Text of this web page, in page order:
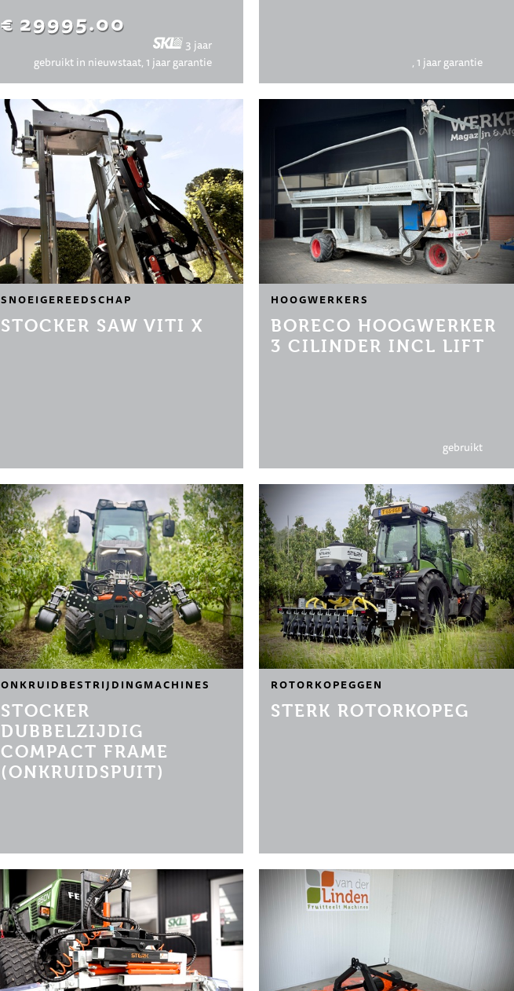
€ 29995.00
3 jaar
gebruikt in nieuwstaat, 1 jaar garantie
, 1 jaar garantie
SNOEIGEREEDSCHAP
STOCKER SAW VITI X
HOOGWERKERS
BORECO HOOGWERKER
3 CILINDER INCL LIFT
gebruikt
ONKRUIDBESTRIJDINGMACHINES
STOCKER
DUBBELZIJDIG
COMPACT FRAME
(ONKRUIDSPUIT)
ROTORKOPEGGEN
STERK ROTORKOPEG